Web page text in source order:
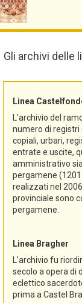
Gli archivi delle
Linea
L’archivio del
numero di registri
copiali, urbari,
entrate e uscite,
amministrativo
pergamene
realizzati nel
provinciale sono
pergamene.
Linea Bragher
L’archivio fu
secolo a opera di
eclettico
prima a Castel